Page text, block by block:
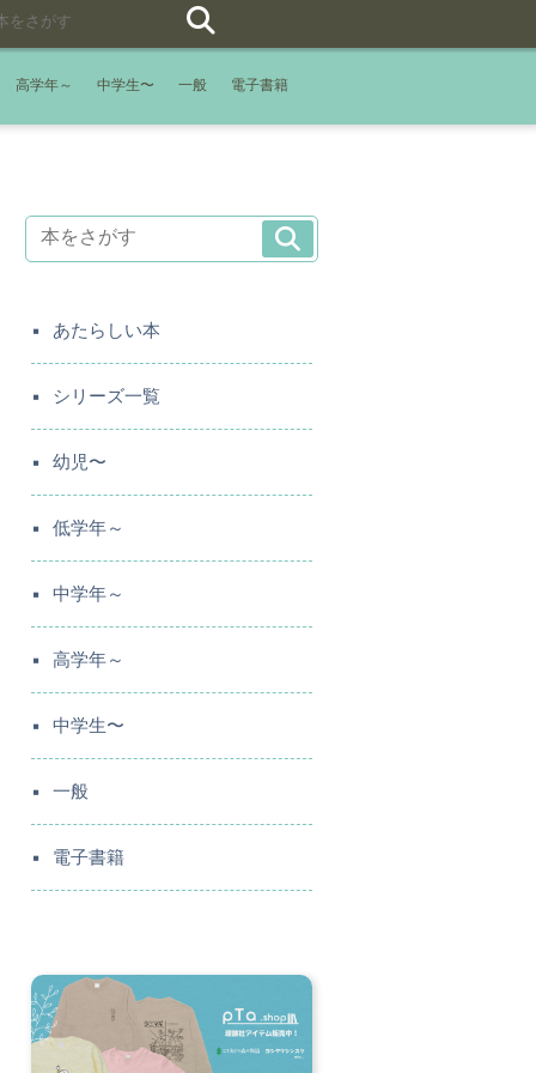
高学年～ 中学生〜 一般 電子書籍
あたらしい本
シリーズ一覧
幼児〜
低学年～
中学年～
高学年～
中学生〜
一般
電子書籍